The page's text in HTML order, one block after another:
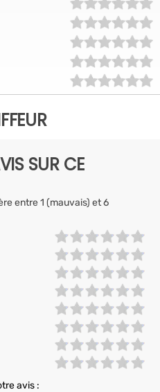
SUR CE
entre 1 (mauvais) et 6
avis :